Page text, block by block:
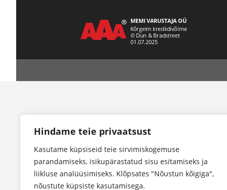
Hindame teie privaatsust
Kasutame küpsiseid teie sirvimiskogemuse
parandamiseks, isikupärastatud sisu esitamiseks ja
liikluse analüüsimiseks. Klõpsates "Nõustun kõigiga",
nõustute küpsiste kasutamisega.